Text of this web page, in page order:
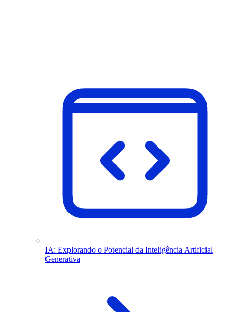
IA: Explorando o Potencial da Inteligência Artificial
Generativa